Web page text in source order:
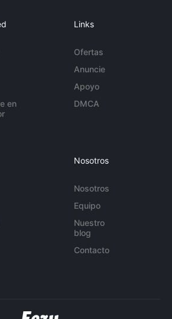
en
Links
Ofertas
Anuncie
Apoyo
DMCA
Nosotros
Nosotros
Equipo
Nuestro
blog
Contacto